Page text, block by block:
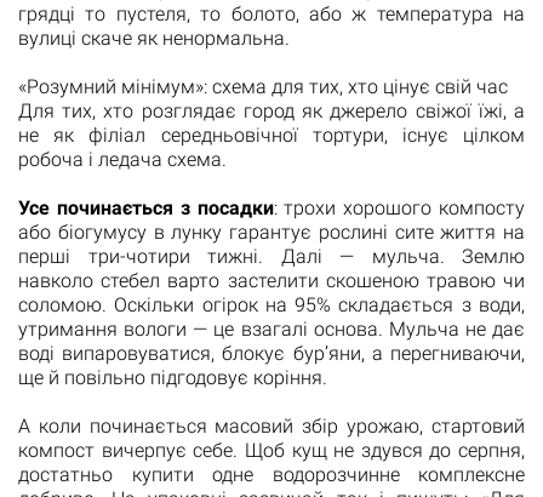
грядці то пустеля, то болото, або ж температура на
вулиці скаче як ненормальна.
«Розумний мінімум»: схема для тих, хто цінує свій час
Для тих, хто розглядає город як джерело свіжої їжі, а
не як філіал середньовічної тортури, існує цілком
робоча і ледача схема.
Усе починається з посадки: трохи хорошого компосту
або біогумусу в лунку гарантує рослині сите життя на
перші три-чотири тижні. Далі — мульча. Землю
навколо стебел варто застелити скошеною травою чи
соломою. Оскільки огірок на 95% складається з води,
утримання вологи — це взагалі основа. Мульча не дає
воді випаровуватися, блокує бур’яни, а перегниваючи,
ще й повільно підгодовує коріння.
А коли починається масовий збір урожаю, стартовий
компост вичерпує себе. Щоб кущ не здувся до серпня,
достатньо купити одне водорозчинне комплексне